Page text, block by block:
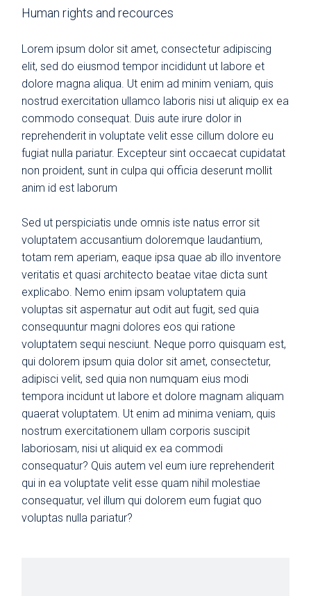
Human rights and recources
Lorem ipsum dolor sit amet, consectetur adipiscing
elit, sed do eiusmod tempor incididunt ut labore et
dolore magna aliqua. Ut enim ad minim veniam, quis
nostrud exercitation ullamco laboris nisi ut aliquip ex ea
commodo consequat. Duis aute irure dolor in
reprehenderit in voluptate velit esse cillum dolore eu
fugiat nulla pariatur. Excepteur sint occaecat cupidatat
non proident, sunt in culpa qui officia deserunt mollit
anim id est laborum
Sed ut perspiciatis unde omnis iste natus error sit
voluptatem accusantium doloremque laudantium,
totam rem aperiam, eaque ipsa quae ab illo inventore
veritatis et quasi architecto beatae vitae dicta sunt
explicabo. Nemo enim ipsam voluptatem quia
voluptas sit aspernatur aut odit aut fugit, sed quia
consequuntur magni dolores eos qui ratione
voluptatem sequi nesciunt. Neque porro quisquam est,
qui dolorem ipsum quia dolor sit amet, consectetur,
adipisci velit, sed quia non numquam eius modi
tempora incidunt ut labore et dolore magnam aliquam
quaerat voluptatem. Ut enim ad minima veniam, quis
nostrum exercitationem ullam corporis suscipit
laboriosam, nisi ut aliquid ex ea commodi
consequatur? Quis autem vel eum iure reprehenderit
qui in ea voluptate velit esse quam nihil molestiae
consequatur, vel illum qui dolorem eum fugiat quo
voluptas nulla pariatur?